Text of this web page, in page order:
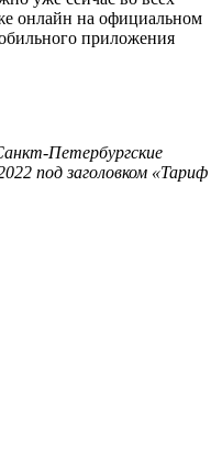
онлайн на официальном
приложения
Петербургские
под заголовком «Тариф